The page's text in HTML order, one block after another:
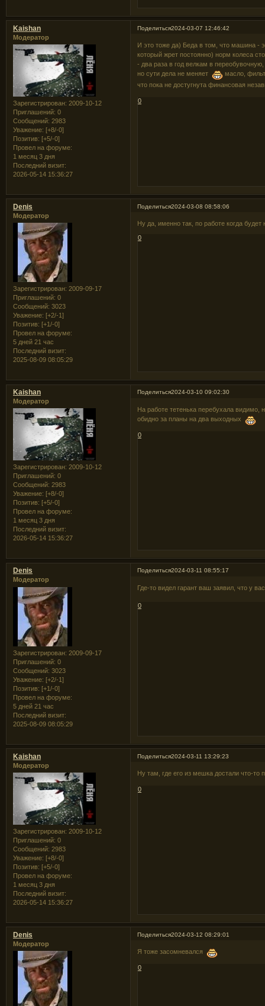
Поделиться2024-03-07 12:46:42
Kaishan
Модератор
Зарегистрирован: 2009-10-12
Приглашений: 0
Сообщений: 2983
Уважение: [+8/-0]
Позитив: [+5/-0]
Провел на форуме:
1 месяц 3 дня
Последний визит:
2026-05-14 15:36:27
И это тоже да) Беда в том, что машина -
который жрет постоянно) норм колеса
- два раза в год велкам в
но сути дела не меняет
масло,
что пока не достугнута финансовая
0
Поделиться2024-03-08 08:58:06
Denis
Модератор
Зарегистрирован: 2009-09-17
Приглашений: 0
Сообщений: 3023
Уважение: [+2/-1]
Позитив: [+1/-0]
Провел на форуме:
5 дней 21 час
Последний визит:
2025-08-09 08:05:29
Ну да, именно так, по работе когда
0
Поделиться2024-03-10 09:02:30
Kaishan
Модератор
Зарегистрирован: 2009-10-12
Приглашений: 0
Сообщений: 2983
Уважение: [+8/-0]
Позитив: [+5/-0]
Провел на форуме:
1 месяц 3 дня
Последний визит:
2026-05-14 15:36:27
На работе тетенька перебухала видимо,
обидно за планы на два выходных
0
Поделиться2024-03-11 08:55:17
Denis
Модератор
Зарегистрирован: 2009-09-17
Приглашений: 0
Сообщений: 3023
Уважение: [+2/-1]
Позитив: [+1/-0]
Провел на форуме:
5 дней 21 час
Последний визит:
2025-08-09 08:05:29
Где-то видел гарант ваш заявил, что у
0
Поделиться2024-03-11 13:29:23
Kaishan
Модератор
Зарегистрирован: 2009-10-12
Приглашений: 0
Сообщений: 2983
Уважение: [+8/-0]
Позитив: [+5/-0]
Провел на форуме:
1 месяц 3 дня
Последний визит:
2026-05-14 15:36:27
Ну там, где его из мешка достали что-то
0
Поделиться2024-03-12 08:29:01
Denis
Модератор
Я тоже засомневался
0